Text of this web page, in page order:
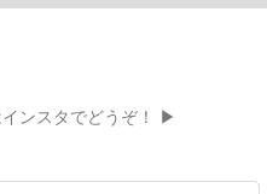
ンスタでどうぞ！ ▶